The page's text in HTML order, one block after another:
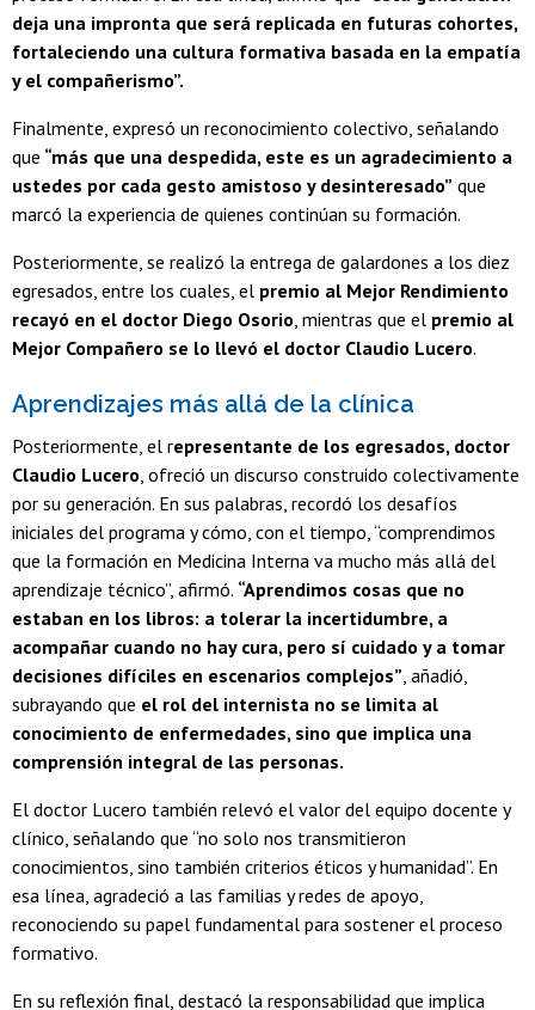
deja una impronta que será replicada en futuras cohortes,
fortaleciendo una cultura formativa basada en la empatía
y el compañerismo”.
Finalmente, expresó un reconocimiento colectivo, señalando
que “más que una despedida, este es un agradecimiento a
ustedes por cada gesto amistoso y desinteresado” que
marcó la experiencia de quienes continúan su formación.
Posteriormente, se realizó la entrega de galardones a los diez
egresados, entre los cuales, el premio al Mejor Rendimiento
recayó en el doctor Diego Osorio , mientras que el premio al
Mejor Compañero se lo llevó el doctor Claudio Lucero.
Aprendizajes más allá de la clínica
Posteriormente, el representante de los egresados, doctor
Claudio Lucero, ofreció un discurso construido colectivamente
por su generación. En sus palabras, recordó los desafíos
iniciales del programa y cómo, con el tiempo, “comprendimos
que la formación en Medicina Interna va mucho más allá del
aprendizaje técnico”, afirmó. “Aprendimos cosas que no
estaban en los libros: a tolerar la incertidumbre, a
acompañar cuando no hay cura, pero sí cuidado y a tomar
decisiones difíciles en escenarios complejos”, añadió,
subrayando que el rol del internista no se limita al
conocimiento de enfermedades, sino que implica una
comprensión integral de las personas.
El doctor Lucero también relevó el valor del equipo docente y
clínico, señalando que “no solo nos transmitieron
conocimientos, sino también criterios éticos y humanidad”. En
esa línea, agradeció a las familias y redes de apoyo,
reconociendo su papel fundamental para sostener el proceso
formativo.
En su reflexión final, destacó la responsabilidad que implica